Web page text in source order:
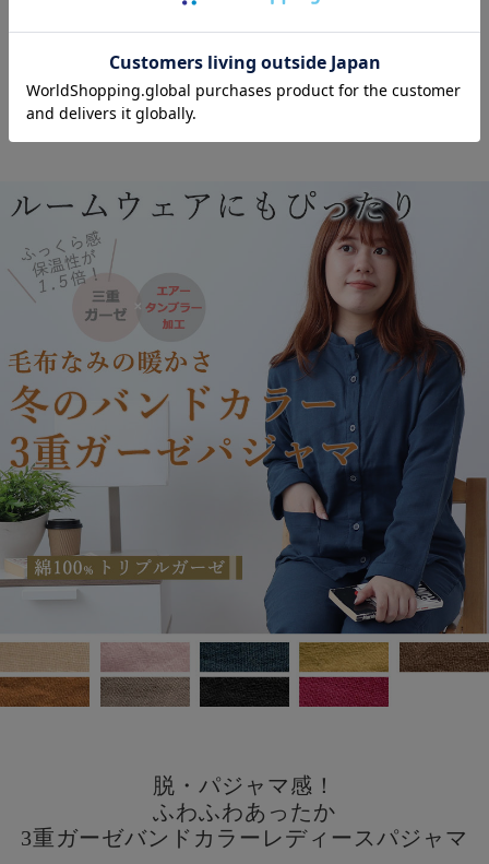
サンプル生地をとりよせる
オーダーメイド
対象商品
2年保証対象商品
脱・パジャマ感！
ふわふわあったか
3重ガーゼバンドカラーレディースパジャマ